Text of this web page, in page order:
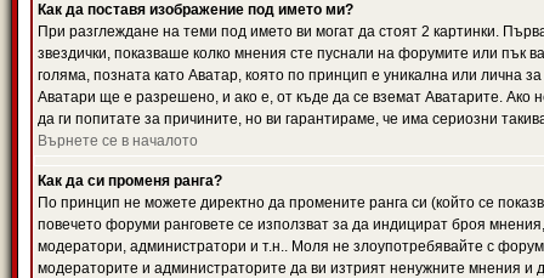
Как да поставя изображение под името ми?
При разглеждане на теми под името ви могат да стоят 2 картинки.
звездички, показваше колко мнения сте пуснали на форумите или пък
голяма, позната като Аватар, която по принцип е уникална или лична
Аватари ще е разрешено, и ако е, от къде да се вземат Аватарите.
да ги попитате за причините, но ви гарантираме, че има сериозни
Върнете се в началото
Как да си променя ранга?
По принцип не можете директно да промените ранга си (който се
повечето форуми ранговете се използват за да индицират броя
модератори, администратори и т.н.. Моля не злоупотребявайте с
модераторите и администраторите да ви изтрият ненужните мнения и